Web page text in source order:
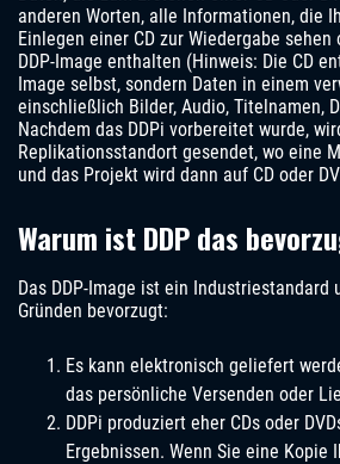
anderen Worten, alle Informationen, die
Einlegen einer CD zur Wiedergabe
DDP-Image enthalten (Hinweis: Die CD
Image selbst, sondern Daten in einem
einschließlich Bilder, Audio, Titelnamen,
Nachdem das DDPi vorbereitet wurde,
Replikationsstandort gesendet, wo eine
und das Projekt wird dann auf CD oder
Warum ist DDP das
Das DDP-Image ist ein Industriestandard
Gründen bevorzugt:
Es kann elektronisch geliefert
das persönliche Versenden oder
DDPi produziert eher CDs oder
Ergebnissen. Wenn Sie eine Kopie